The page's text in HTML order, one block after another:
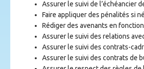
Assurer le suivi de l’échéancier
Faire appliquer des pénalités si
Rédiger des avenants en
Assurer le suivi des relations
Assurer le suivi des contrats-
Assurer le suivi des contrats de